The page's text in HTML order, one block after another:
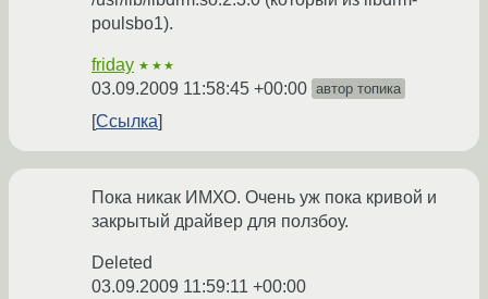
poulsbo1).
friday ★★★
03.09.2009 11:58:45 +00:00 автор топика
Ссылка
Пока никак ИМХО. Очень уж пока кривой и
закрытый драйвер для ползбоу.
Deleted
03.09.2009 11:59:11 +00:00